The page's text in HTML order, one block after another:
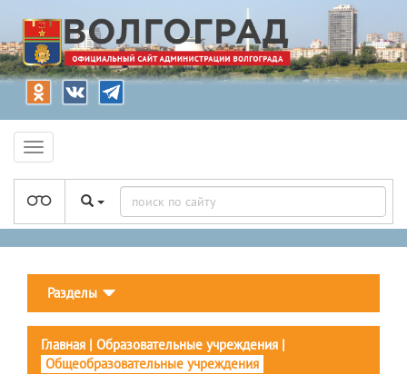
Разделы
Главная | Образовательные учреждения |
Общеобразовательные учреждения